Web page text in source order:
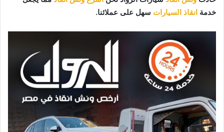
خدمة انقاذ السيارات سهل على عملائنا.